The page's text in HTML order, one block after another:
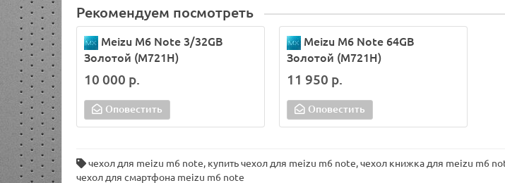
Рекомендуем посмотреть
Meizu M6 Note 3/32GB
Золотой (M721H)
10 000 р.
Оповестить
Meizu M6 Note 64GB
Золотой (M721H)
11 950 р.
Оповестить
чехол для meizu m6 note, купить чехол для meizu m6 note,чехол книжка для meizu m6
чехол для смартфона meizu m6 note